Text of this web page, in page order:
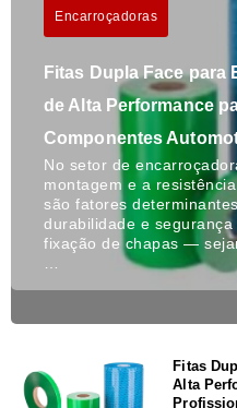
Encarroçadoras
Fitas Dupla Face para
de Alta Performance
Componentes
No setor de
montagem e a
são fatores
durabilidade e
fixação de chapas —
Fitas
Alta